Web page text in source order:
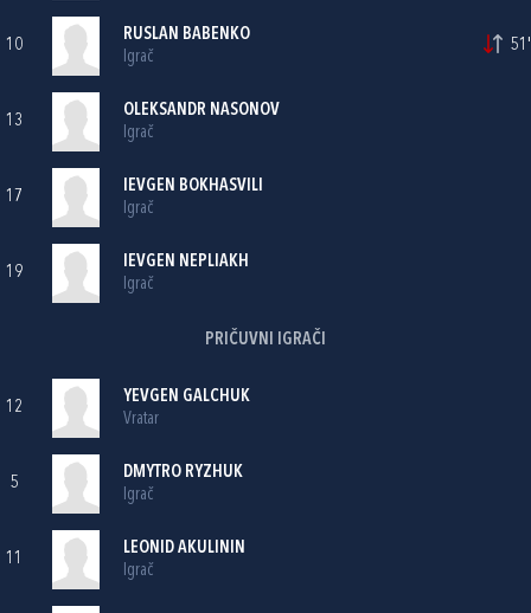
10
RUSLAN BABENKO
Igrač
51'
13
OLEKSANDR NASONOV
Igrač
17
IEVGEN BOKHASVILI
Igrač
19
IEVGEN NEPLIAKH
Igrač
PRIČUVNI IGRAČI
12
YEVGEN GALCHUK
Vratar
5
DMYTRO RYZHUK
Igrač
11
LEONID AKULININ
Igrač